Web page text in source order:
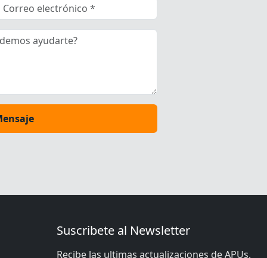
Suscribete al Newsletter
Recibe las ultimas actualizaciones de APUs.